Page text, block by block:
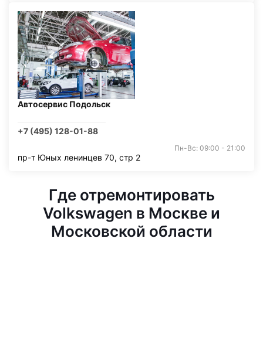
Автосервис Подольск
+7 (495) 128-01-88
Пн-Вс: 09:00 - 21:00
пр-т Юных ленинцев 70, стр 2
Где отремонтировать
Volkswagen в Москве и
Московской области